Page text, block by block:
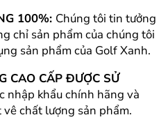
100%: Chúng tôi tin tưởng
chỉ sản phẩm của chúng tôi
sản phẩm của Golf Xanh.
CAO CẤP ĐƯỢC SỬ
nhập khẩu chính hãng và
chất lượng sản phẩm.